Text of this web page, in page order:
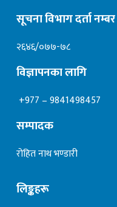
सूचना विभाग दर्ता नम्बर
२६४६/०७७-७८
विज्ञापनका लागि
+977 – 9841498457
सम्पादक
रोहित नाथ भण्डारी
लिङ्कहरू